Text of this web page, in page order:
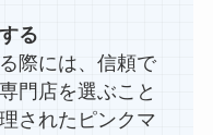
る
際には、信頼で
門店を選ぶこと
されたピンクマ